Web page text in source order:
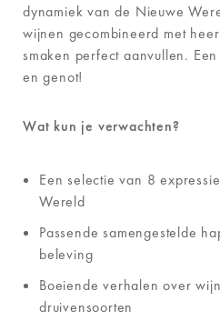
dynamiek van de Nieuwe
wijnen gecombineerd met
smaken perfect aanvullen.
en genot!
Wat kun je verwachten?
Een selectie van 8
Wereld
Passende samengestelde
beleving
Boeiende verhalen over
druivensoorten